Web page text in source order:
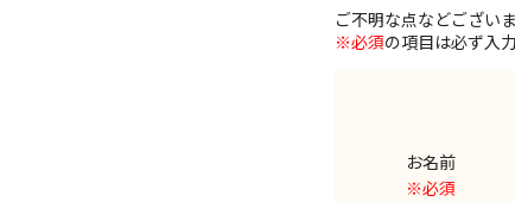
ご不明な点などござい
※必須の項目は必ず入
お名前
※必須